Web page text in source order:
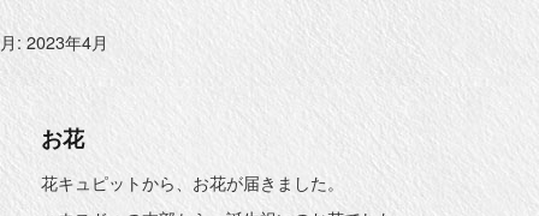
月: 2023年4月
お花
花キュピットから、お花が届きました。